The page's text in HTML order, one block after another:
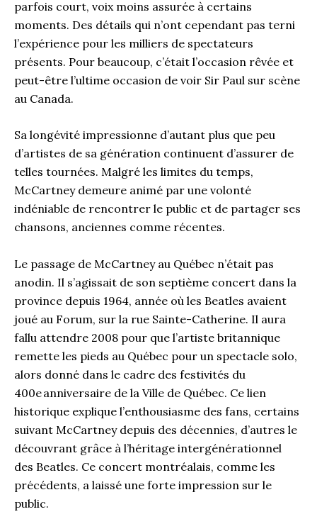
parfois court, voix moins assurée à certains
moments. Des détails qui n’ont cependant pas terni
l’expérience pour les milliers de spectateurs
présents. Pour beaucoup, c’était l’occasion rêvée et
peut-être l’ultime occasion de voir Sir Paul sur scène
au Canada.
Sa longévité impressionne d’autant plus que peu
d’artistes de sa génération continuent d’assurer de
telles tournées. Malgré les limites du temps,
McCartney demeure animé par une volonté
indéniable de rencontrer le public et de partager ses
chansons, anciennes comme récentes.
Le passage de McCartney au Québec n’était pas
anodin. Il s’agissait de son septième concert dans la
province depuis 1964, année où les Beatles avaient
joué au Forum, sur la rue Sainte-Catherine. Il aura
fallu attendre 2008 pour que l’artiste britannique
remette les pieds au Québec pour un spectacle solo,
alors donné dans le cadre des festivités du
400e anniversaire de la Ville de Québec. Ce lien
historique explique l’enthousiasme des fans, certains
suivant McCartney depuis des décennies, d’autres le
découvrant grâce à l’héritage intergénérationnel
des Beatles. Ce concert montréalais, comme les
précédents, a laissé une forte impression sur le
public.